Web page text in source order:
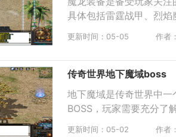
具体包括雷霆战甲、烈
更新时间：05-05 作者
传奇世界地下魔域boss
地下魔域是传奇世界中
BOSS，玩家需要充分了
更新时间：05-02 作者